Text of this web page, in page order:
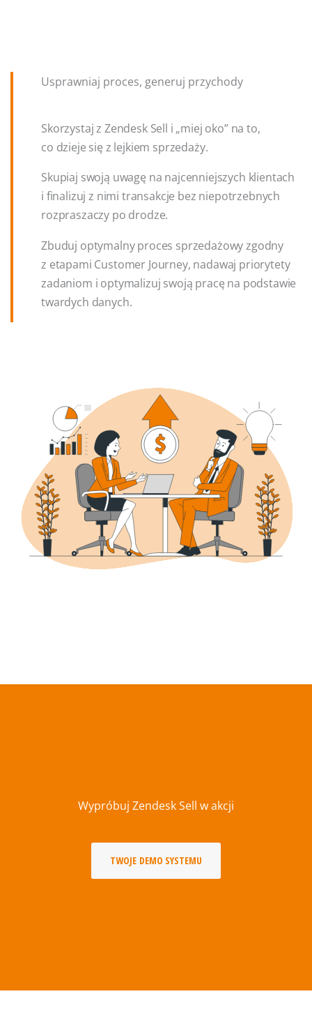
Usprawniaj proces, generuj przychody
Skorzystaj z Zendesk Sell i „miej oko” na to,
co dzieje się z lejkiem sprzedaży.
Skupiaj swoją uwagę na najcenniejszych klientach
i finalizuj z nimi transakcje bez niepotrzebnych
rozpraszaczy po drodze.
Zbuduj optymalny proces sprzedażowy zgodny
z etapami Customer Journey, nadawaj priorytety
zadaniom i optymalizuj swoją pracę na podstawie
twardych danych.
Wypróbuj Zendesk Sell w akcji
TWOJE DEMO SYSTEMU